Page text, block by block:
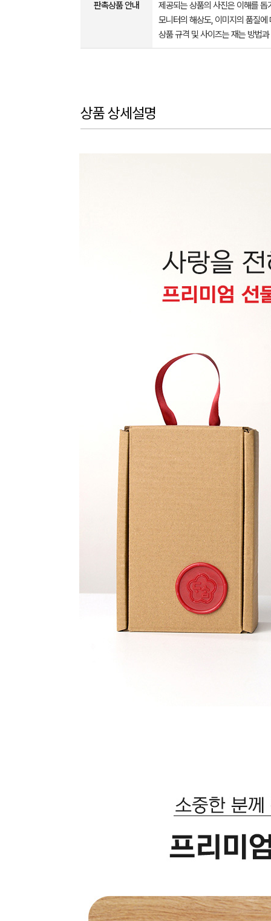
판촉상품 안내
제공되는 상품의 사진은 이해를
모니터의 해상도, 이미지의 품질
상품 규격 및 사이즈는 재는 방법
상품 상세설명